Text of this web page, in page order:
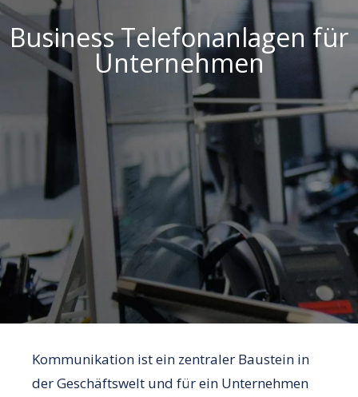
Business Telefonanlagen für
Unternehmen
Kommunikation ist ein zentraler Baustein in
der Geschäftswelt und für ein Unternehmen